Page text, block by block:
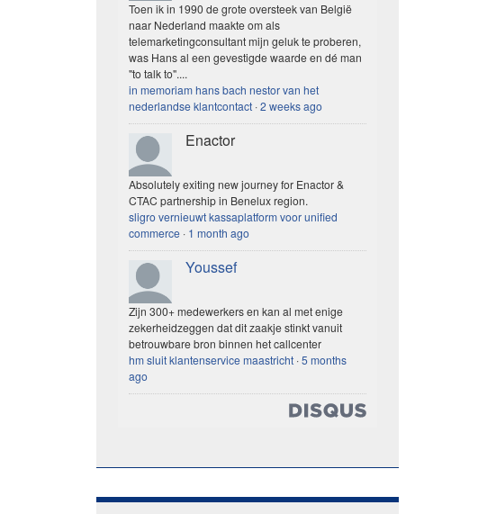
Toen ik in 1990 de grote oversteek van België
naar Nederland maakte om als
telemarketingconsultant mijn geluk te proberen,
was Hans al een gevestigde waarde en dé man
"to talk to"....
in memoriam hans bach nestor van het
nederlandse klantcontact ·2 weeks ago
Enactor
Absolutely exiting new journey for Enactor &
CTAC partnership in Benelux region.
sligro vernieuwt kassaplatform voor unified
commerce · 1 month ago
Youssef
Zijn 300+ medewerkers en kan al met enige
zekerheidzeggen dat dit zaakje stinkt vanuit
betrouwbare bron binnen het callcenter
hm sluit klantenservice maastricht ·5 months
ago